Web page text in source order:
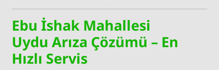
Ebu İshak Mahallesi
Uydu Arıza Çözümü – En
Hızlı Servis